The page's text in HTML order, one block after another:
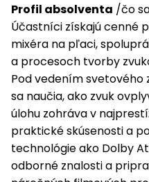
Profil absolventa /čo
Účastníci získajú cenné
mixéra na pľaci,
a procesoch tvorby
Pod vedením svetového
sa naučia, ako zvuk
úlohu zohráva v
praktické skúsenosti a
technológie ako Dolby
odborné znalosti a